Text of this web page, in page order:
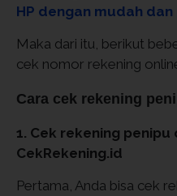
HP dengan mudah
Maka dari itu, berikut
cek nomor rekening
Cara cek rekening
1. Cek rekening penipu
CekRekening.id
Pertama, Anda bisa cek